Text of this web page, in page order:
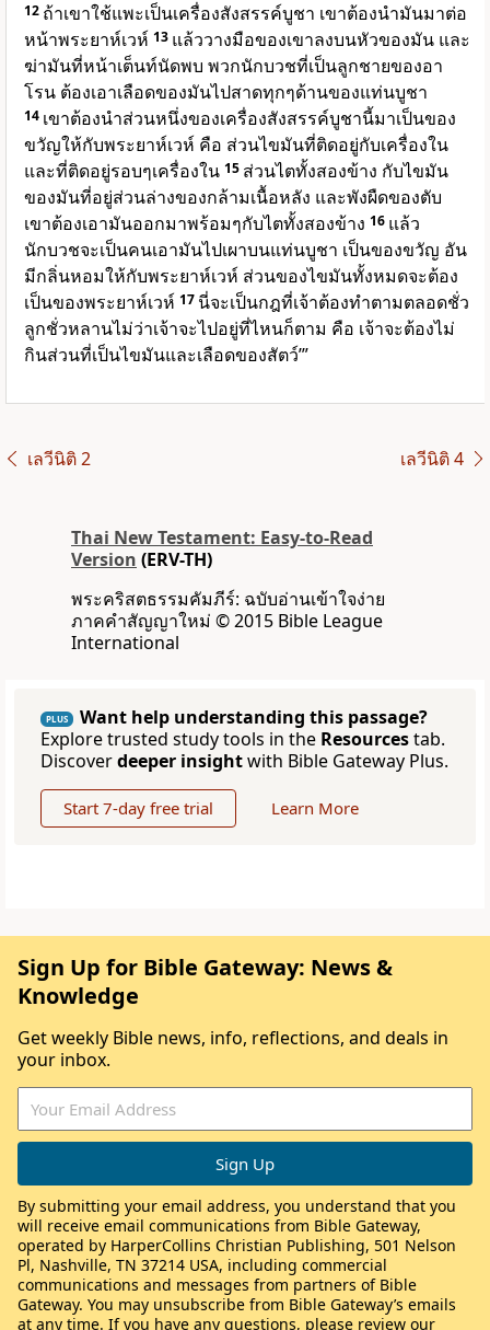
12 ถ้าเขาใช้แพะเป็นเครื่องสังสรรค์บูชา เขาต้องนำมันมาต่อ
หน้าพระยาห์เวห์ 13 แล้ววางมือของเขาลงบนหัวของมัน และ
ฆ่ามันที่หน้าเต็นท์นัดพบ พวกนักบวชที่เป็นลูกชายของอา
โรน ต้องเอาเลือดของมันไปสาดทุกๆด้านของแท่นบูชา
14 เขาต้องนำส่วนหนึ่งของเครื่องสังสรรค์บูชานี้มาเป็นของ
ขวัญให้กับพระยาห์เวห์ คือ ส่วนไขมันที่ติดอยู่กับเครื่องใน
และที่ติดอยู่รอบๆเครื่องใน 15 ส่วนไตทั้งสองข้าง กับไขมัน
ของมันที่อยู่ส่วนล่างของกล้ามเนื้อหลัง และพังผืดของตับ
เขาต้องเอามันออกมาพร้อมๆกับไตทั้งสองข้าง 16 แล้ว
นักบวชจะเป็นคนเอามันไปเผาบนแท่นบูชา เป็นของขวัญ อัน
มีกลิ่นหอมให้กับพระยาห์เวห์ ส่วนของไขมันทั้งหมดจะต้อง
เป็นของพระยาห์เวห์ 17 นี่จะเป็นกฎที่เจ้าต้องทำตามตลอดชั่ว
ลูกชั่วหลานไม่ว่าเจ้าจะไปอยู่ที่ไหนก็ตาม คือ เจ้าจะต้องไม่
กินส่วนที่เป็นไขมันและเลือดของสัตว์’”
เลวีนิติ 2 เลวีนิติ 4
Thai New Testament: Easy-to-Read
Version (ERV-TH)
พระคริสตธรรมคัมภีร์: ฉบับอ่านเข้าใจง่าย
ภาคคำสัญญาใหม่ © 2015 Bible League
International
PLUS
Want help understanding this passage?
Explore trusted study tools in the Resourcestab.
Discoverdeeper insightwith Bible Gateway Plus.
Start 7-day free trial Learn More
Sign Up for Bible Gateway: News &
Knowledge
Get weekly Bible news, info, reflections, and deals in
your inbox.
By submitting your email address, you understand that you
will receive email communications from Bible Gateway,
operated by HarperCollins Christian Publishing, 501 Nelson
Pl, Nashville, TN 37214 USA, including commercial
communications and messages from partners of Bible
Gateway. You may unsubscribe from Bible Gateway’s emails
at any time. If you have any questions, please review our